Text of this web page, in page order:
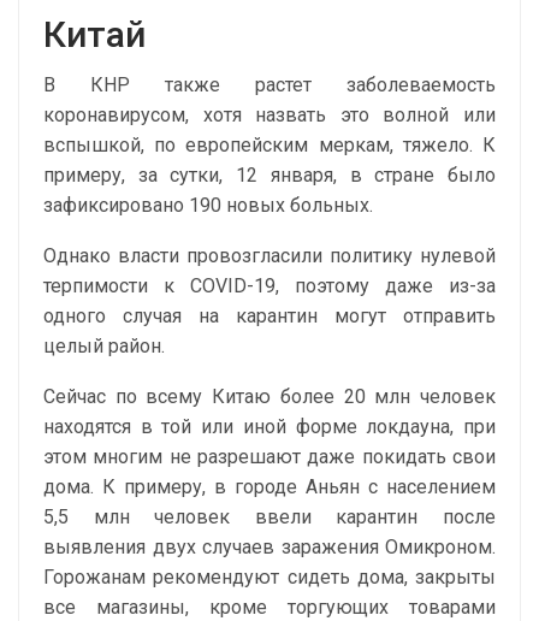
Китай
В КНР также растет заболеваемость
коронавирусом, хотя назвать это волной или
вспышкой, по европейским меркам, тяжело. К
примеру, за сутки, 12 января, в стране было
зафиксировано 190 новых больных.
Однако власти провозгласили политику нулевой
терпимости к COVID-19, поэтому даже из-за
одного случая на карантин могут отправить
целый район.
Сейчас по всему Китаю более 20 млн человек
находятся в той или иной форме локдауна, при
этом многим не разрешают даже покидать свои
дома. К примеру, в городе Аньян с населением
5,5 млн человек ввели карантин после
выявления двух случаев заражения Омикроном.
Горожанам рекомендуют сидеть дома, закрыты
все магазины, кроме торгующих товарами